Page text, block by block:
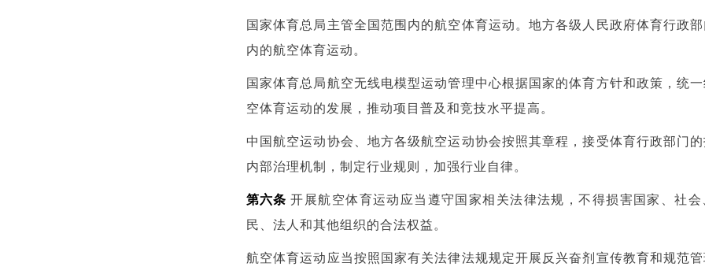
国家体育总局主管全国范围内的航空体育运动。地方各级人民政府体育行政
内的航空体育运动。
国家体育总局航空无线电模型运动管理中心根据国家的体育方针和政策，统
空体育运动的发展，推动项目普及和竞技水平提高。
中国航空运动协会、地方各级航空运动协会按照其章程，接受体育行政部门
内部治理机制，制定行业规则，加强行业自律。
第六条 开展航空体育运动应当遵守国家相关法律法规，不得损害国家、社会
民、法人和其他组织的合法权益。
航空体育运动应当按照国家有关法律法规规定开展反兴奋剂宣传教育和规范